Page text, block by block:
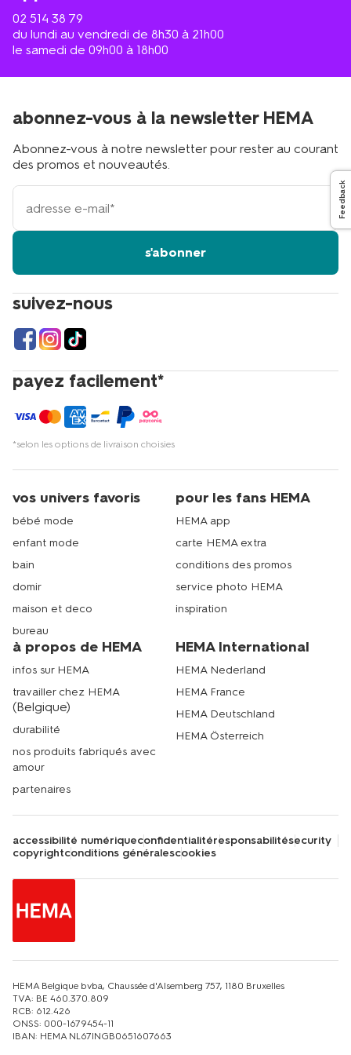
02 514 38 79
du lundi au vendredi de 8h30 à 21h00
le samedi de 09h00 à 18h00
suivez-nous
payez facilement*
*selon les options de livraison choisies
abonnez-vous à la newsletter HEMA
Abonnez-vous à notre newsletter pour rester au courant
des promos et nouveautés.
votre
adresse
s'abonner
vos univers favoris
bébé mode
enfant mode
bain
domir
maison et deco
bureau
pour les fans HEMA
HEMA app
carte HEMA extra
conditions des promos
service photo HEMA
inspiration
à propos de HEMA
infos sur HEMA
travailler chez HEMA
(Belgique)
durabilité
nos produits fabriqués avec
amour
partenaires
HEMA International
HEMA Nederland
HEMA France
HEMA Deutschland
HEMA Österreich
accessibilité numériqueconfidentialitéresponsabilitésecurity
copyrightconditions généralescookies
HEMA Belgique bvba, Chaussée d'Alsemberg 757, 1180 Bruxelles
TVA: BE 460.370.809
RCB: 612.426
ONSS: 000-1679454-11
IBAN: HEMA NL67INGB0651607663
Feedback